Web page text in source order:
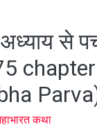
अध्याय से
कथा